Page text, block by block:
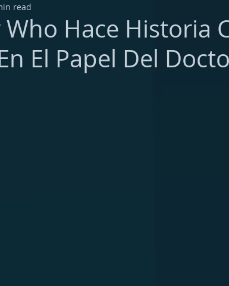
Reviews
Hace Historia
El Papel Del
read